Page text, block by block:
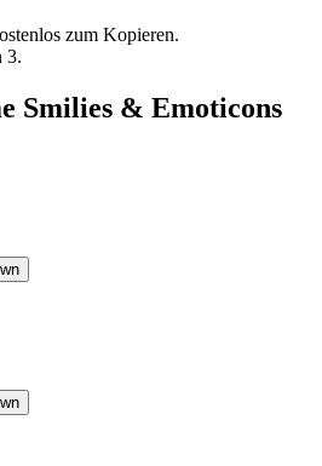
zum Kopieren.
3.
Smilies & Emoticons